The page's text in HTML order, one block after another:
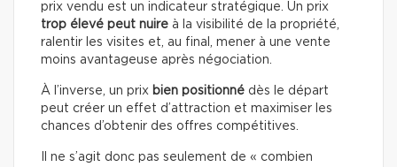
prix vendu est un indicateur stratégique. Un prix
trop élevé peut nuire à la visibilité de la propriété,
ralentir les visites et, au final, mener à une vente
moins avantageuse après négociation.
À l’inverse, un prix bien positionné dès le départ
peut créer un effet d’attraction et maximiser les
chances d’obtenir des offres compétitives.
Il ne s’agit donc pas seulement de « combien